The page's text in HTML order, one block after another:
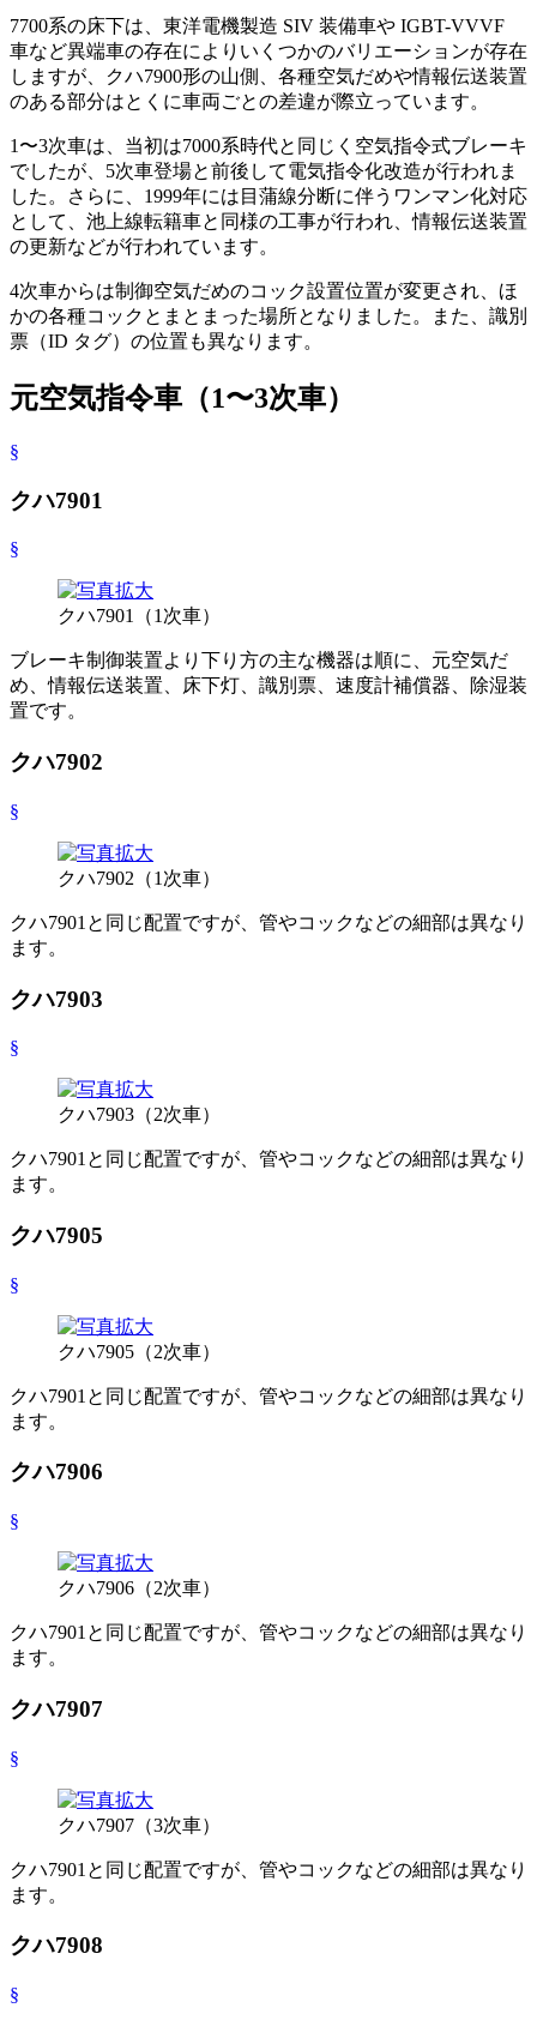
7700系の床下は、東洋電機製造 SIV 装備車や IGBT-VVVF
車など異端車の存在によりいくつかのバリエーションが存在
しますが、クハ7900形の山側、各種空気だめや情報伝送装置
のある部分はとくに車両ごとの差違が際立っています。
1〜3次車は、当初は7000系時代と同じく空気指令式ブレーキ
でしたが、5次車登場と前後して電気指令化改造が行われま
した。さらに、1999年には目蒲線分断に伴うワンマン化対応
として、池上線転籍車と同様の工事が行われ、情報伝送装置
の更新などが行われています。
4次車からは制御空気だめのコック設置位置が変更され、ほ
かの各種コックとまとまった場所となりました。また、識別
票（ID タグ）の位置も異なります。
元空気指令車（1〜3次車）
§
クハ7901
§
クハ7901（1次車）
ブレーキ制御装置より下り方の主な機器は順に、元空気だ
め、情報伝送装置、床下灯、識別票、速度計補償器、除湿装
置です。
クハ7902
§
クハ7902（1次車）
クハ7901と同じ配置ですが、管やコックなどの細部は異なり
ます。
クハ7903
§
クハ7903（2次車）
クハ7901と同じ配置ですが、管やコックなどの細部は異なり
ます。
クハ7905
§
クハ7905（2次車）
クハ7901と同じ配置ですが、管やコックなどの細部は異なり
ます。
クハ7906
§
クハ7906（2次車）
クハ7901と同じ配置ですが、管やコックなどの細部は異なり
ます。
クハ7907
§
クハ7907（3次車）
クハ7901と同じ配置ですが、管やコックなどの細部は異なり
ます。
クハ7908
§